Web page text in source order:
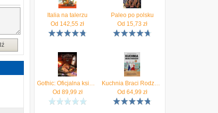
Italia na talerzu
Od 142,55 zł
Paleo po polsku
Od 15,73 zł
Gothic: Oficjalna książka kucharska - Tom Grimm
Od 89,99 zł
Kuchnia Braci Rodzeń Łukasz i Mateusz Rodzeń
Od 64,99 zł